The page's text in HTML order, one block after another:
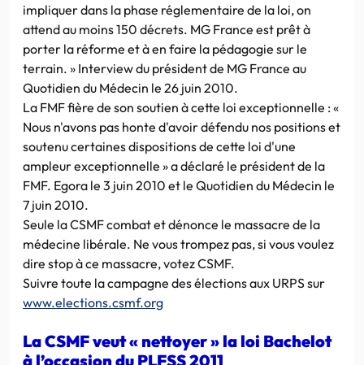
impliquer dans la phase réglementaire de la loi, on
attend au moins 150 décrets. MG France est prêt à
porter la réforme et à en faire la pédagogie sur le
terrain. » Interview du président de MG France au
Quotidien du Médecin le 26 juin 2010.
La FMF fière de son soutien à cette loi exceptionnelle : «
Nous n'avons pas honte d'avoir défendu nos positions et
soutenu certaines dispositions de cette loi d'une
ampleur exceptionnelle » a déclaré le président de la
FMF. Egora le 3 juin 2010 et le Quotidien du Médecin le
7 juin 2010.
Seule la CSMF combat et dénonce le massacre de la
médecine libérale. Ne vous trompez pas, si vous voulez
dire stop à ce massacre, votez CSMF.
Suivre toute la campagne des élections aux URPS sur
www.elections.csmf.org
La CSMF veut « nettoyer » la loi Bachelot
à l’occasion du PLFSS 2011